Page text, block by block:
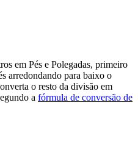
em Pés e Polegadas, primeiro
arredondando para baixo o
o resto da divisão em
a fórmula de conversão de